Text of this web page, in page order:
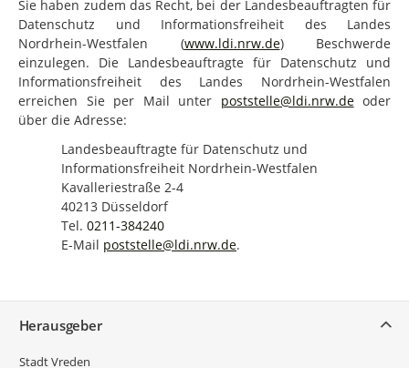
Sie haben zudem das Recht, bei der Landesbeauftragten für
Datenschutz und Informationsfreiheit des Landes
Nordrhein-Westfalen (www.ldi.nrw.de) Beschwerde
einzulegen. Die Landesbeauftragte für Datenschutz und
Informationsfreiheit des Landes Nordrhein-Westfalen
erreichen Sie per Mail unter poststelle@ldi.nrw.deoder
über die Adresse:
Landesbeauftragte für Datenschutz und
Informationsfreiheit Nordrhein-Westfalen
Kavalleriestraße 2-4
40213 Düsseldorf
Tel. 0211-384240
E-Mail poststelle@ldi.nrw.de.
Herausgeber
Stadt Vreden